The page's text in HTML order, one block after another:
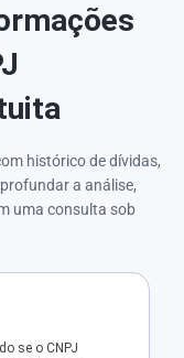
histórico de dívidas,
a análise,
uma consulta sob
se o CNPJ